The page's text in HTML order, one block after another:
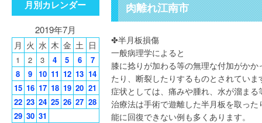
肉離れ江南市
✤半月板損傷
一般病理学によると
膝に捻りが加わる等の無理な付加がか
たり、断裂したりするものとされていま
症状としては、痛みや腫れ、水が溜まる
治療法は手術で遊離した半月板を取っ
能に回復できない例も多くあります。
月別カレンダー
2019年7月
月 火 水 木 金 土 日
1 2 3 4 5 6
7
8
9 10 11 12 13 14
15 16 17 18 19 20 21
22 23 24 25 26 27 28
29 30 31